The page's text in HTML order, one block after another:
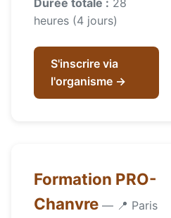
heures (4 jours)
S'inscrire via
l'organisme →
Formation PRO-
Chanvre — 📍 Paris